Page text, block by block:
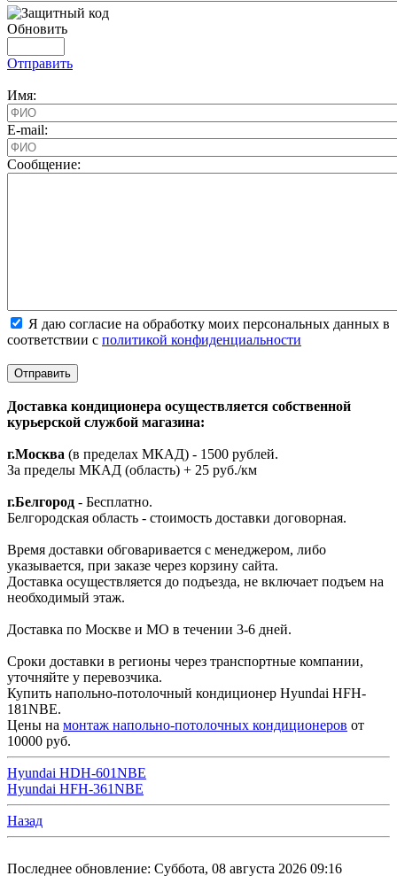
Обновить
Отправить
Имя:
E-mail:
Cообщение:
Я даю согласие на обработку моих персональных данных в
соответствии с политикой конфиденциальности
Доставка кондиционера осуществляется собственной
курьерской службой магазина:
г.Москва (в пределах МКАД) - 1500 рублей.
За пределы МКАД (область) + 25 руб./км
г.Белгород - Бесплатно.
Белгородская область - стоимость доставки договорная.
Время доставки обговаривается с менеджером, либо
указывается, при заказе через корзину сайта.
Доставка осуществляется до подъезда, не включает подъем на
необходимый этаж.
Доставка по Москве и МО в течении 3-6 дней.
Сроки доставки в регионы через транспортные компании,
уточняйте у перевозчика.
Купить напольно-потолочный кондиционер Hyundai HFH-
181NBE.
Цены на монтаж напольно-потолочных кондиционеров от
10000 руб.
Hyundai HDH-601NBE
Hyundai HFH-361NBE
Назад
Последнее обновление: Суббота, 08 августа 2026 09:16